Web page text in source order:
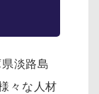
淡路島
々な人材